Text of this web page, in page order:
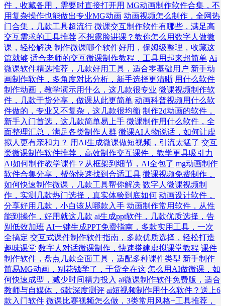
件，收藏备用，需要时直接打开用 MG动画制作软件合集，不
用复杂操作也能做出专业MG动画 动画视频怎么制作，全网热
门合集，几款工具超流行 微课交互制作软件有哪些，满足高
交互需求的工具推荐 不想露脸讲课？教你怎么用数字人做微
课，轻松解决 制作微课哪个软件好用，保姆级整理，收藏这
篇就够 适合老师的交互微课制作教程，工具用起来超简单 Ai
微课软件精选推荐，几款好用工具，适合零基础用户 新手动
画制作软件，多角度对比分析，新手选择更清晰 用什么软件
制作动画，教学演示用什么，这几款很专业 微课视频制作软
件，几款干货分享，做课从此更简单 动画科普视频用什么软
件做的，专业又不复杂，这几款很均衡 制作2d动画的软件，
新手入门首选，这几款简单易上手 微课制作用什么软件，全
面整理汇总，满足各类制作人群 微课AI人物说话，如何让虚
拟人更有亲和力？ 用AI生成微课做短视频，引流太猛了 交互
类微课制作软件推荐，高效制作交互课件，教学更具吸引力
AI如何制作教学课件？从框架到细节，AI全包了 mg动画制作
软件合集分享，帮你快速找到合适工具 微课视频免费制作，
如何快速制作微课，几款工具帮你解决 数字人微课视频制
作，实测几款热门选择，真实体验到底如何 动画设计软件，
分享好用几款，小白该从哪款入手 动画制作常用软件，从性
能到操作，好用就这几款 ai生成ppt软件，几款优质选择，告
别低效加班 AI一键生成PPT免费指南，多款实用工具，一次
全搞定 交互式课件制作软件指南，多款优质选择，轻松打造
趣味课堂 数字人对话微课制作，快速搭建虚拟课堂教程 课件
制作软件，盘点几款全面工具，适配多种课件类型 新手制作
简易MG动画，别花钱学了，干货全在这 怎么用AI做微课，如
何快速成型，减少时间精力投入 ai微课制作软件免费版，适合
教师与自媒体，6款深度测评 ai短视频制作用什么软件？送上6
款入门软件 微课比赛视频怎么做，3类常用风格+工具推荐，